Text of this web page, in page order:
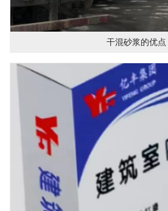
干混砂浆的优点